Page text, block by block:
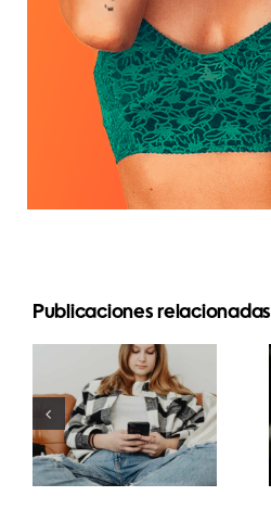
Publicaciones relacionadas
Estrategias
innovadoras
para
aumentar la
visibilidad
de grupos
de